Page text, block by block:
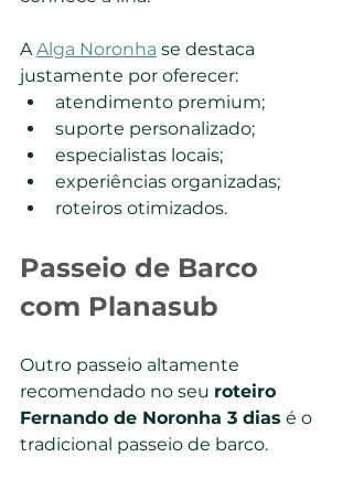
A Alga Noronha se destaca
justamente por oferecer:
atendimento premium;
suporte personalizado;
especialistas locais;
experiências organizadas;
roteiros otimizados.
Passeio de Barco
com Planasub
Outro passeio altamente
recomendado no seu roteiro
Fernando de Noronha 3 dias é o
tradicional passeio de barco.